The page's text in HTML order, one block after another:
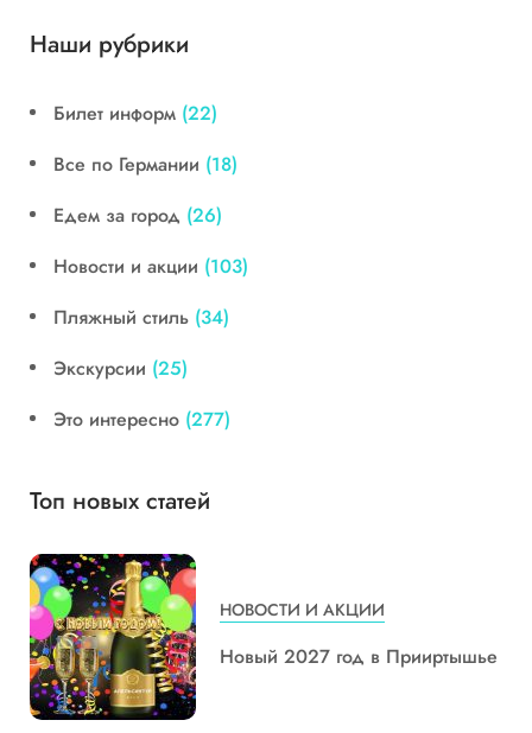
Наши рубрики
Билет информ (22)
Все по Германии (18)
Едем за город (26)
Новости и акции (103)
Пляжный стиль (34)
Экскурсии (25)
Это интересно (277)
Топ новых статей
НОВОСТИ И АКЦИИ
Новый 2027 год в Прииртышье